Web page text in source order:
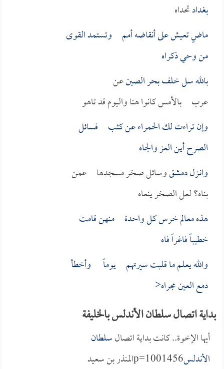
بغدادتحداه
ماضٍ تعيش على أنقاضه أمم وتستمد القوى
من وحي ذكراه
بالله سل خلفبحر الصينعن
عرب بالأمس كانوا هنا واليوم قد تاهو
وإن تراءت لك الحمراء عن كثب فسائل
الصرح أين العز والجاه
وانـزلدمشقوسائل صخر مسجدها عمن
بناه؟ لعل الصخر ينعاه
هذه معالم خرس كل واحدة منهن قامت
خطيباً فاغراً فاه
والله يعلم ما قلبت سيرتهم يوماً وأخطأ
دمع العين مجراه<
بداية اتصال سلطان الأندلس بالخليفة
أيها الإخوة.. كانت بداية اتصالسلطان
الأندلسp=1001456المنذر بن سعيد